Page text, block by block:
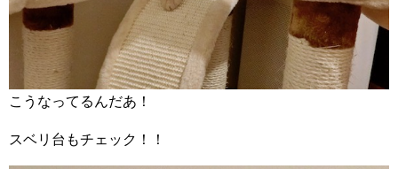
こうなってるんだあ！
スベリ台もチェック！！